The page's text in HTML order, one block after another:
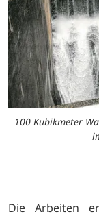
100 Kubikmeter
Die Arbeiten